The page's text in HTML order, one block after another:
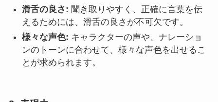
滑舌の良さ: 聞き取りやすく、正確に言葉を伝
えるためには、滑舌の良さが不可欠です。
様々な声色: キャラクターの声や、ナレーショ
ンのトーンに合わせて、様々な声色を出せるこ
とが求められます。